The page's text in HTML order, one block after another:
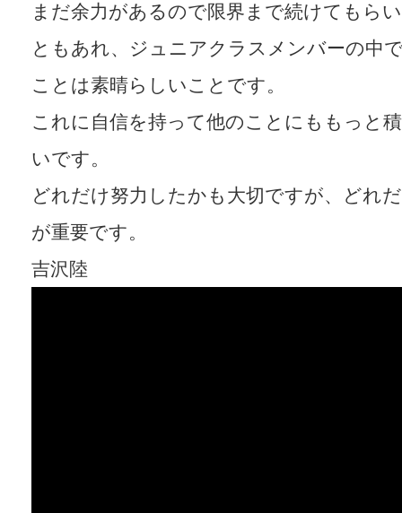
まだ余力があるので限界まで続けてもら
ともあれ、ジュニアクラスメンバーの中
ことは素晴らしいことです。
これに自信を持って他のことにももっと
いです。
どれだけ努力したかも大切ですが、どれ
が重要です。
吉沢陸